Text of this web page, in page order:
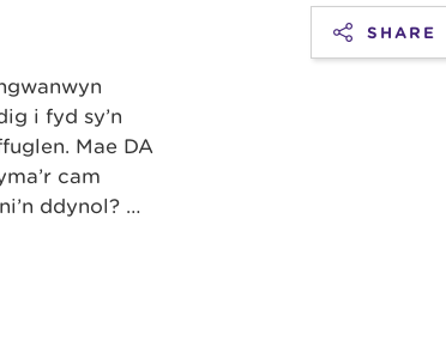
i fyd sy’n
Mae DA
cam
ddynol? …
SHARE